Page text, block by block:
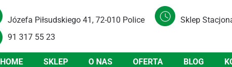
Józefa Piłsudskiego 41, 72-010 Police Sklep
91 317 55 23
HOME SKLEP O NAS OFERTA BLOG